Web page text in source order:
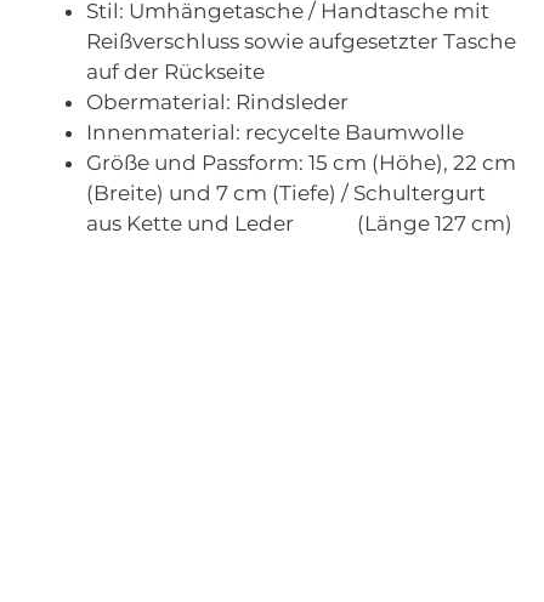
Stil: Umhängetasche / Handtasche mit
Reißverschluss sowie aufgesetzter Tasche
auf der Rückseite
Obermaterial: Rindsleder
Innenmaterial: recycelte Baumwolle
Größe und Passform: 15 cm (Höhe), 22 cm
(Breite) und 7 cm (Tiefe) / Schultergurt
aus Kette und Leder (Länge 127 cm)